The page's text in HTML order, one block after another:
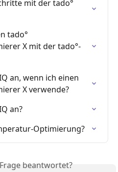
mit der tado°
tado°
X mit der tado°-
an, wenn ich einen
X verwende?
an?
Optimierung?
beantwortet?